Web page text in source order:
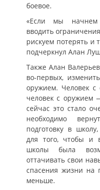
боевое.
«Если мы начнем
вводить
рискуем потерять и
подчеркнул Алан
Также Алан
во-первых,
оружием. Человек
человек с оружием
сейчас это стало
необходимо
подготовку в
для того, чтобы и
школы была
оттачивать свои
спасения жизни
меньше.